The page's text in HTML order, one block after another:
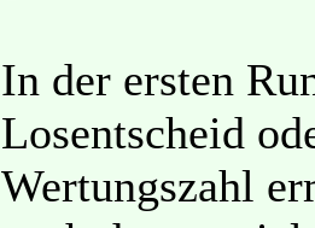
In der ersten
Losentscheid
Wertungszahl